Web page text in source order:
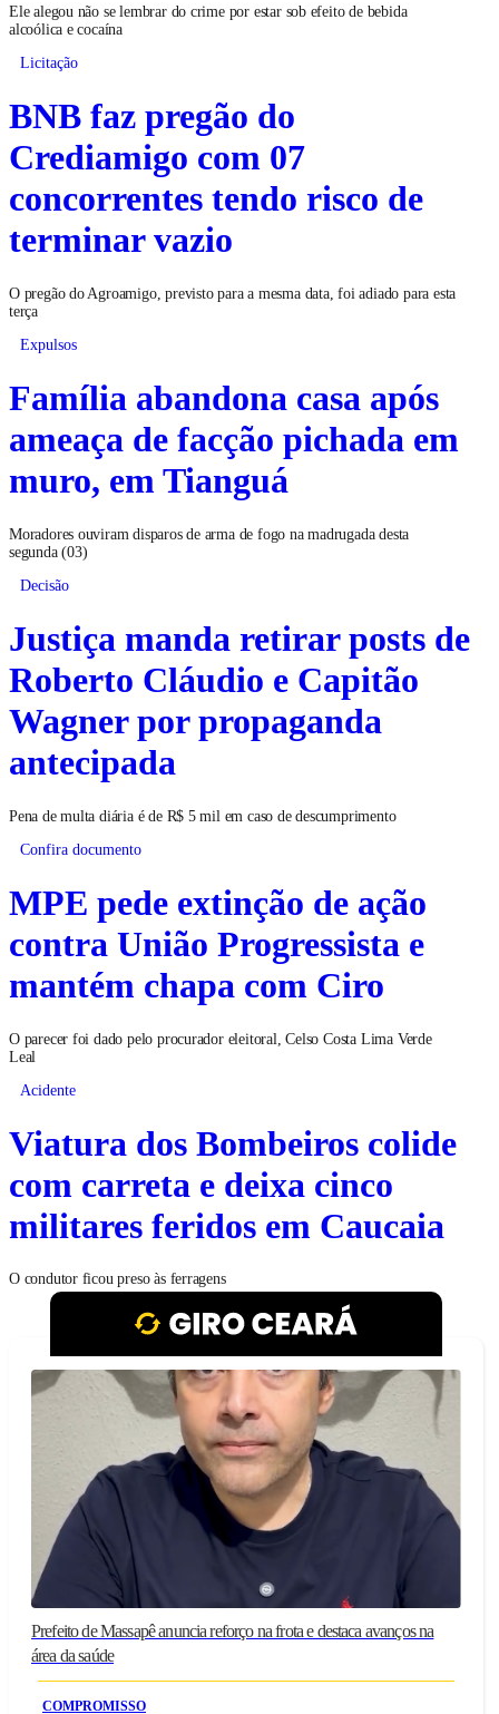
Ele alegou não se lembrar do crime por estar sob efeito de bebida
alcoólica e cocaína
Licitação
BNB faz pregão do
Crediamigo com 07
concorrentes tendo risco de
terminar vazio
O pregão do Agroamigo, previsto para a mesma data, foi adiado para esta
terça
Expulsos
Família abandona casa após
ameaça de facção pichada em
muro, em Tianguá
Moradores ouviram disparos de arma de fogo na madrugada desta
segunda (03)
Decisão
Justiça manda retirar posts de
Roberto Cláudio e Capitão
Wagner por propaganda
antecipada
Pena de multa diária é de R$ 5 mil em caso de descumprimento
Confira documento
MPE pede extinção de ação
contra União Progressista e
mantém chapa com Ciro
O parecer foi dado pelo procurador eleitoral, Celso Costa Lima Verde
Leal
Acidente
Viatura dos Bombeiros colide
com carreta e deixa cinco
militares feridos em Caucaia
O condutor ficou preso às ferragens
Prefeito de Massapê anuncia reforço na frota e destaca avanços na
área da saúde
COMPROMISSO